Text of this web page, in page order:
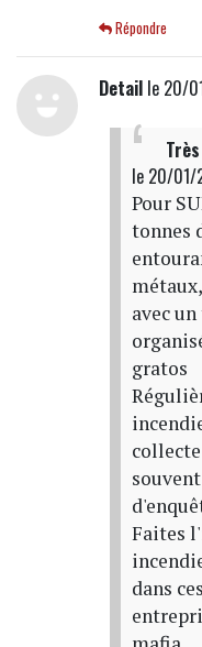
Répondre
Detaille 20/
le 20/01/
Pour
tonnes
avec
gratos
Faites
dans